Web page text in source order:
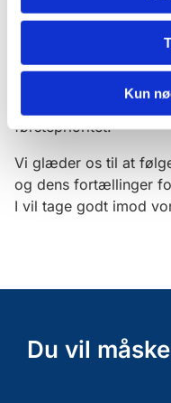
Kun
De fire øvrige
til at bevare deres
de bliver til figurer
økonomien og
videre har andre
førsteprioritet.
Vi glæder os til at
og dens fortællinger
I vil tage godt imod
Du vil